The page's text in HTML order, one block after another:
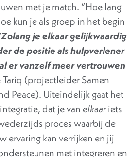
met je match. “Hoe lang
kun je als groep in het begin
je elkaar gelijkwaardig
de positie als hulpverlener
er vanzelf meer vertrouwen
Tariq (projectleider Samen
Peace). Uiteindelijk gaat het
dat je van elkaariets
proces waarbij de
ervaring kan verrijken en jij
met integreren en